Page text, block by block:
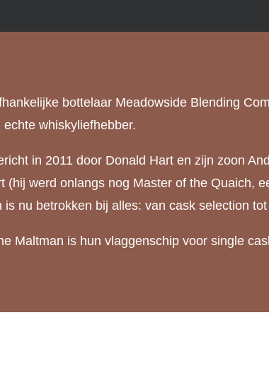
bottelaar Meadowside Blending
whiskyliefhebber.
in 2011 door Donald Hart en zijn zoon
werd onlangs nog Master of the Quaich,
nu betrokken bij alles: van cask selection
Maltman is hun vlaggenschip voor single